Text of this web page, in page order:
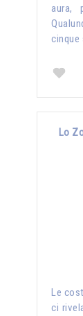
aura,
cinque
Lo
Le
ci